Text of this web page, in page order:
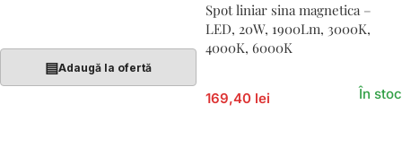
▤Adaugă la ofertă
Spot liniar sina magnetica –
LED, 20W, 1900Lm, 3000K,
4000K, 6000K
169,40 lei În stoc